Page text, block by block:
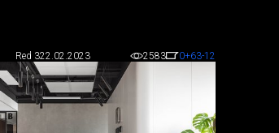
Red 322.02.2023 2583 0+63-12